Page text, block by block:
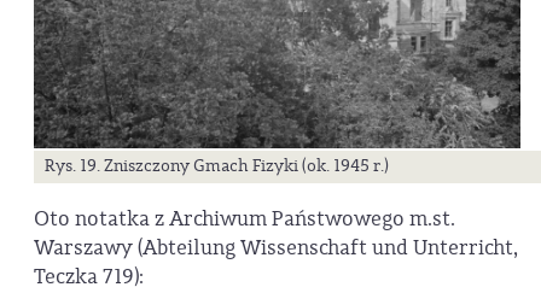
Rys. 19. Zniszczony Gmach Fizyki (ok. 1945 r.)
Oto notatka z Archiwum Państwowego m.st.
Warszawy (Abteilung Wissenschaft und Unterricht,
Teczka 719):